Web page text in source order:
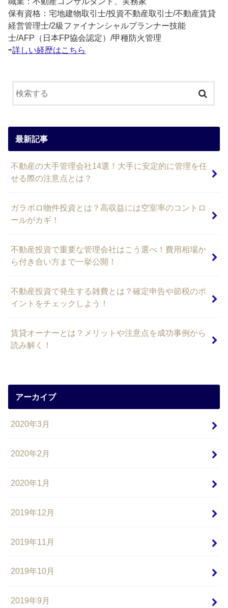
保有資格：宅地建物取引士/投資不動産取引士/不動産賃貸
経営管理士/2級ファイナンシャルプランナー技能
士/AFP（日本FP協会認定）/甲種防火管理
⇨詳しい経歴はこちら
最新記事
不動産の大手管理会社14選！大手に安定的に管理を任
せる際の注意点とは？
ガラボロ物件投資とは？高収益には空室率のコントロ
ールがカギ！
不動産投資で重要な管理会社はこう選べ！費用相場か
ら付き合い方まで一挙公開！
不動産投資で発生する雑費とは？確定申告や節税のポ
イントをチェックしよう！
賃貸オーナーとは？メリットや注意点を成功事例から
読み解く！
アーカイブ
2020年3月
2020年2月
2020年1月
2019年12月
2019年11月
2019年10月
2019年9月